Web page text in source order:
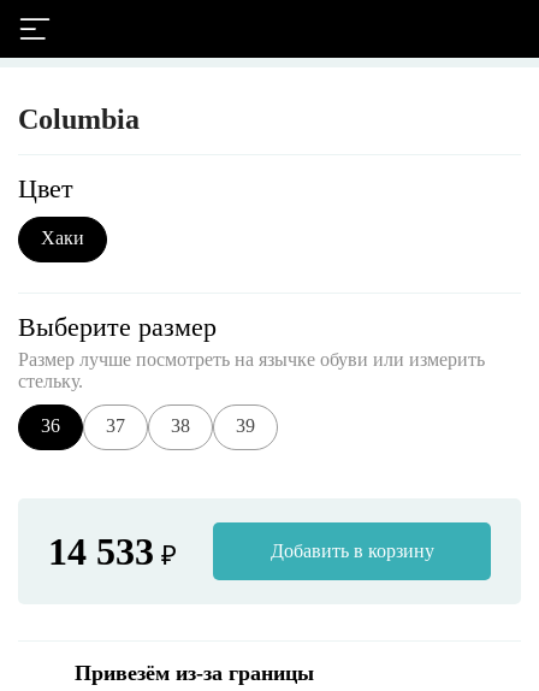
Columbia
Цвет
Хаки
Выберите размер
Размер лучше посмотреть на язычке обуви или измерить
стельку.
36 37 38 39
14 533 ₽ Добавить в корзину
Привезём из-за границы